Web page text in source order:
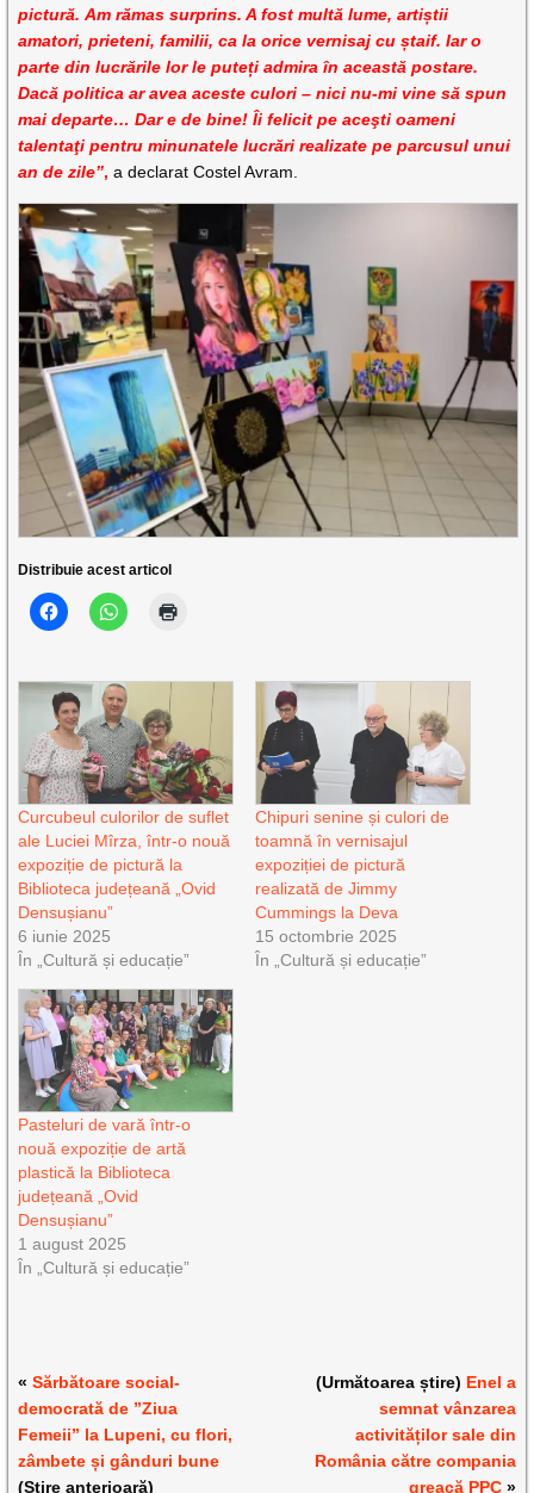
pictură. Am rămas surprins. A fost multă lume, artiștii
amatori, prieteni, familii, ca la orice vernisaj cu ștaif. Iar o
parte din lucrările lor le puteți admira în această postare.
Dacă politica ar avea aceste culori – nici nu-mi vine să spun
mai departe… Dar e de bine! Îi felicit pe aceşti oameni
talentaţi pentru minunatele lucrări realizate pe parcusul unui
an de zile”, a declarat Costel Avram.
Distribuie acest articol
Curcubeul culorilor de suflet
ale Luciei Mîrza, într-o nouă
expoziție de pictură la
Biblioteca județeană „Ovid
Densușianu”
6 iunie 2025
În „Cultură și educație”
Chipuri senine și culori de
toamnă în vernisajul
expoziției de pictură
realizată de Jimmy
Cummings la Deva
15 octombrie 2025
În „Cultură și educație”
Pasteluri de vară într-o
nouă expoziție de artă
plastică la Biblioteca
județeană „Ovid
Densușianu”
1 august 2025
În „Cultură și educație”
«Sărbătoare social-
democrată de ”Ziua
Femeii” la Lupeni, cu flori,
zâmbete și gânduri bune
(Știre anterioară)
(Următoarea știre) Enel a
semnat vânzarea
activităților sale din
România către compania
greacă PPC»